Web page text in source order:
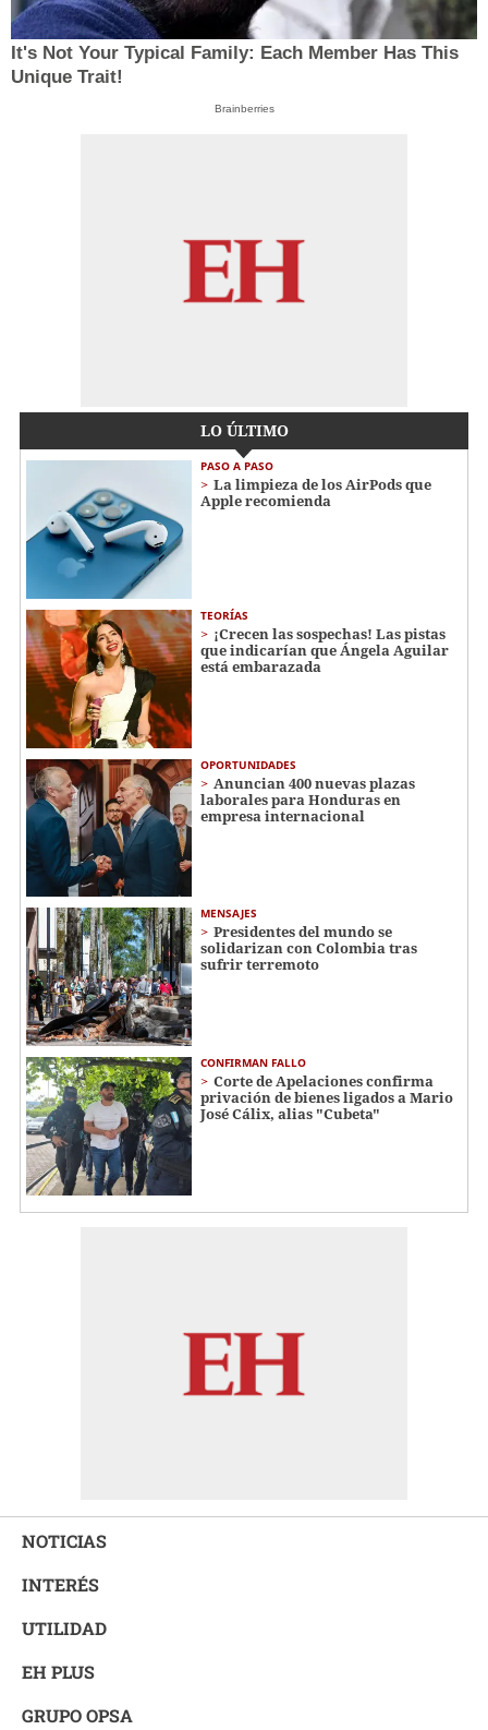
It's Not Your Typical Family: Each Member Has This
Unique Trait!
Brainberries
LO ÚLTIMO
PASO A PASO
La limpieza de los AirPods que
Apple recomienda
TEORÍAS
¡Crecen las sospechas! Las pistas
que indicarían que Ángela Aguilar
está embarazada
OPORTUNIDADES
Anuncian 400 nuevas plazas
laborales para Honduras en
empresa internacional
MENSAJES
Presidentes del mundo se
solidarizan con Colombia tras
sufrir terremoto
CONFIRMAN FALLO
Corte de Apelaciones confirma
privación de bienes ligados a Mario
José Cálix, alias "Cubeta"
NOTICIAS
INTERÉS
UTILIDAD
EH PLUS
GRUPO OPSA